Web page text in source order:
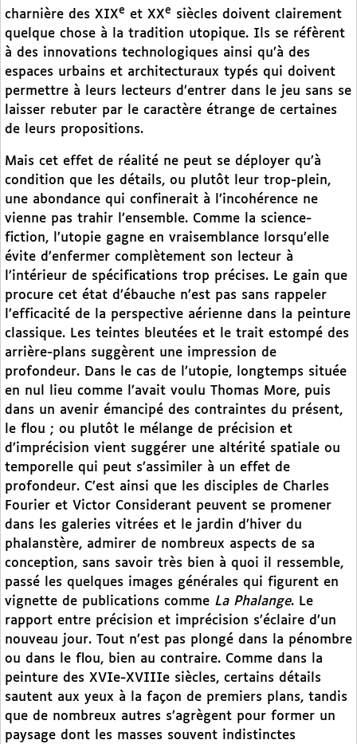
charnière des XIXe et XXe siècles doivent clairement
quelque chose à la tradition utopique. Ils se réfèrent
à des innovations technologiques ainsi qu’à des
espaces urbains et architecturaux typés qui doivent
permettre à leurs lecteurs d’entrer dans le jeu sans se
laisser rebuter par le caractère étrange de certaines
de leurs propositions.
Mais cet effet de réalité ne peut se déployer qu’à
condition que les détails, ou plutôt leur trop-plein,
une abondance qui confinerait à l’incohérence ne
vienne pas trahir l’ensemble. Comme la science-
fiction, l’utopie gagne en vraisemblance lorsqu’elle
évite d’enfermer complètement son lecteur à
l’intérieur de spécifications trop précises. Le gain que
procure cet état d’ébauche n’est pas sans rappeler
l’efficacité de la perspective aérienne dans la peinture
classique. Les teintes bleutées et le trait estompé des
arrière-plans suggèrent une impression de
profondeur. Dans le cas de l’utopie, longtemps située
en nul lieu comme l’avait voulu Thomas More, puis
dans un avenir émancipé des contraintes du présent,
le flou ; ou plutôt le mélange de précision et
d’imprécision vient suggérer une altérité spatiale ou
temporelle qui peut s’assimiler à un effet de
profondeur. C’est ainsi que les disciples de Charles
Fourier et Victor Considerant peuvent se promener
dans les galeries vitrées et le jardin d’hiver du
phalanstère, admirer de nombreux aspects de sa
conception, sans savoir très bien à quoi il ressemble,
passé les quelques images générales qui figurent en
vignette de publications comme La Phalange. Le
rapport entre précision et imprécision s’éclaire d’un
nouveau jour. Tout n’est pas plongé dans la pénombre
ou dans le flou, bien au contraire. Comme dans la
peinture des XVIe-XVIIIe siècles, certains détails
sautent aux yeux à la façon de premiers plans, tandis
que de nombreux autres s’agrègent pour former un
paysage dont les masses souvent indistinctes